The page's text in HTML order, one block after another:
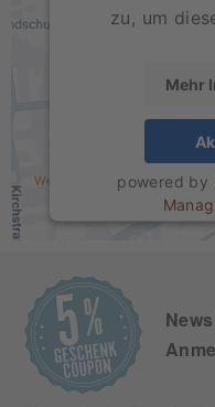
zu, um
Mehr
powered by